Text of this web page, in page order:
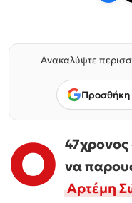
Ανακαλύψτε
Προσθήκη
Ο 47χρονος
να
Αρτέμη